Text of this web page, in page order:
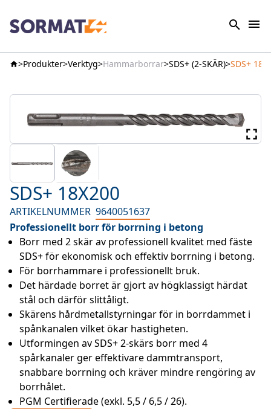
Produkter Verktyg Hammarborrar SDS+ (2-SKÄR) SDS+
SDS+ 18X200
ARTIKELNUMMER 9640051637
Professionellt borr för borrning i betong
Borr med 2 skär av professionell kvalitet med fäste
SDS+ för ekonomisk och effektiv borrning i betong.
För borrhammare i professionellt bruk.
Det härdade borret är gjort av högklassigt härdat
stål och därför slittåligt.
Skärens hårdmetallstyrningar för in borrdammet i
spånkanalen vilket ökar hastigheten.
Utformingen av SDS+ 2-skärs borr med 4
spårkanaler ger effektivare dammtransport,
snabbare borrning och kräver mindre rengöring av
borrhålet.
PGM Certifierade (exkl. 5,5 / 6,5 / 26).